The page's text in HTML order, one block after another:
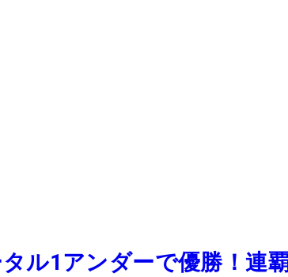
ル1アンダーで優勝！連